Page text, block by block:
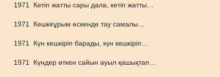
1971 Кетіп жатты сары дала, кетіп жатты…
1971 Кешкіғұрым ескенде тау самалы…
1971 Күн кешкіріп барады, күн кешкіріп…
1971 Күндер өткен сайын ауыл қашықтап…